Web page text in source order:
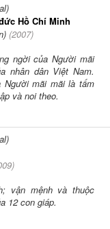
Hồ Chí Minh
(2007)
ngời của Người mãi
nhân dân Việt Nam.
Người mãi mãi là tấm
và noi theo.
)
vận mệnh và thuộc
12 con giáp.